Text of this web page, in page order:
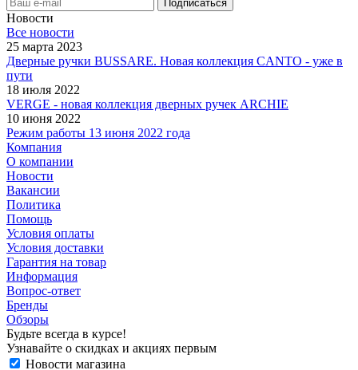
Новости
Все новости
25 марта 2023
Дверные ручки BUSSARE. Новая коллекция CANTO - уже в
пути
18 июля 2022
VERGE - новая коллекция дверных ручек ARCHIE
10 июня 2022
Режим работы 13 июня 2022 года
Компания
О компании
Новости
Вакансии
Политика
Помощь
Условия оплаты
Условия доставки
Гарантия на товар
Информация
Вопрос-ответ
Бренды
Обзоры
Будьте всегда в курсе!
Узнавайте о скидках и акциях первым
Новости магазина